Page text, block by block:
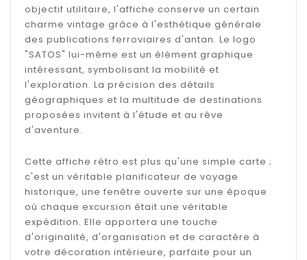
objectif utilitaire, l'affiche conserve un certain
charme vintage grâce à l'esthétique générale
des publications ferroviaires d'antan. Le logo
"SATOS" lui-même est un élément graphique
intéressant, symbolisant la mobilité et
l'exploration. La précision des détails
géographiques et la multitude de destinations
proposées invitent à l'étude et au rêve
d'aventure.
Cette affiche rétro est plus qu'une simple carte ;
c'est un véritable planificateur de voyage
historique, une fenêtre ouverte sur une époque
où chaque excursion était une véritable
expédition. Elle apportera une touche
d'originalité, d'organisation et de caractère à
votre décoration intérieure, parfaite pour un